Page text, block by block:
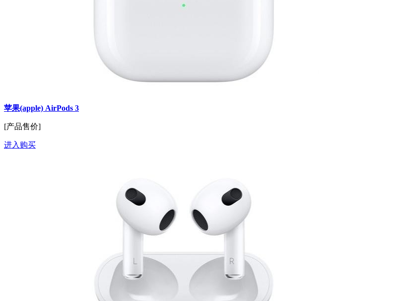
苹果(apple) AirPods 3
[产品售价]
进入购买